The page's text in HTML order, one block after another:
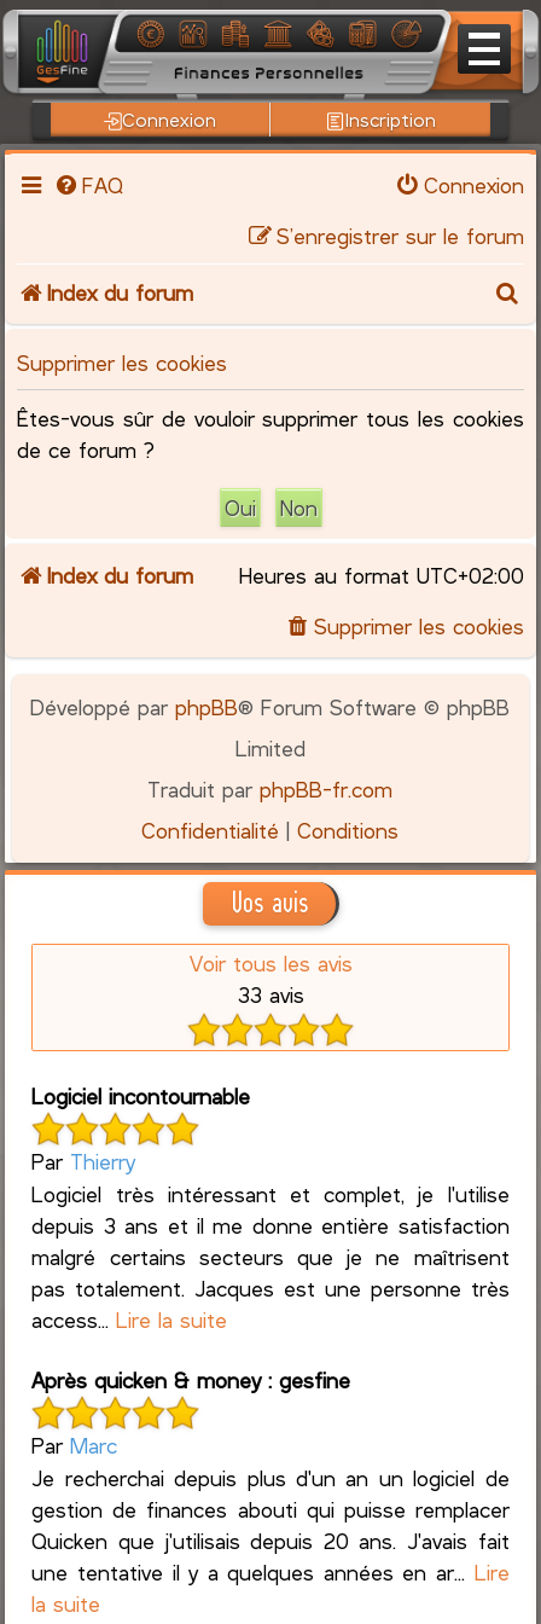
Connexion Inscription
FAQ
Connexion
S’enregistrer sur le forum
Index du forum
c
r
c
h
Supprimer les cookies
Êtes-vous sûr de vouloir supprimer tous les cookies
de ce forum ?
Index du forum Heures au format UTC+02:00
Supprimer les cookies
Développé parphpBB® Forum Software © phpBB
Limited
Traduit parphpBB-fr.com
Confidentialité |Conditions
Vos avis
Voir tous les avis
33 avis
Logiciel incontournable
Par Thierry
Logiciel très intéressant et complet, je l'utilise
depuis 3 ans et il me donne entière satisfaction
malgré certains secteurs que je ne maîtrisent
pas totalement. Jacques est une personne très
access...Lire la suite
Après quicken & money : gesfine
ParMarc
Je recherchai depuis plus d'un an un logiciel de
gestion de finances abouti qui puisse remplacer
Quicken que j'utilisais depuis 20 ans. J'avais fait
une tentative il y a quelques années en ar... Lire
la suite